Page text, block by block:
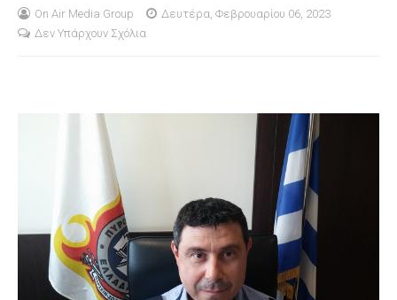
On Air Media Group
Δευτέρα, Φεβρουαρίου 06, 2023
Δεν Υπάρχουν Σχόλια